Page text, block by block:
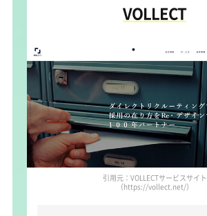
VOLLECT
引用元：VOLLECTサービスサイト
（https://vollect.net/）